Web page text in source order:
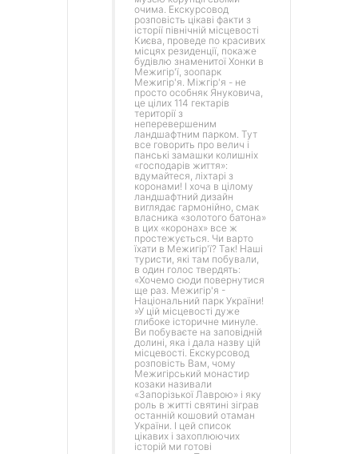
очима. Екскурсовод
розповість цікаві факти з
історії північній місцевості
Києва, проведе по красивих
місцях резиденції, покаже
будівлю знаменитої Хонки в
Межигір'ї, зоопарк
Межигір'я. Міжгір'я - не
просто особняк Януковича,
це цілих 114 гектарів
території з
неперевершеним
ландшафтним парком. Тут
все говорить про велич і
панські замашки колишніх
«господарів життя»:
вдумайтеся, ліхтарі з
коронами! І хоча в цілому
ландшафтний дизайн
виглядає гармонійно, смак
власника «золотого батона»
в цих «коронах» все ж
простежується. Чи варто
їхати в Межигір'ї? Так! Наші
туристи, які там побували,
в один голос твердять:
«Хочемо сюди повернутися
ще раз. Межигір'я -
Національний парк України!
»У цій місцевості дуже
глибоке історичне минуле.
Ви побуваєте на заповідній
долині, яка і дала назву цій
місцевості. Екскурсовод
розповість Вам, чому
Межигірський монастир
козаки називали
«Запорізької Лаврою» і яку
роль в житті святині зіграв
останній кошовий отаман
України. І цей список
цікавих і захоплюючих
історій ми готові